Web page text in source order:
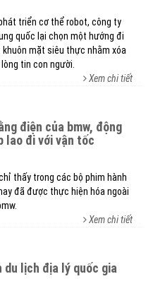
triển cơ thể robot, công ty
quốc lại chọn một hướng đi
mặt siêu thực nhằm xóa
tin con người.
Xem chi tiết
lao đi với vận tốc
thấy trong các bộ phim hành
đã được thực hiện hóa ngoài
Xem chi tiết